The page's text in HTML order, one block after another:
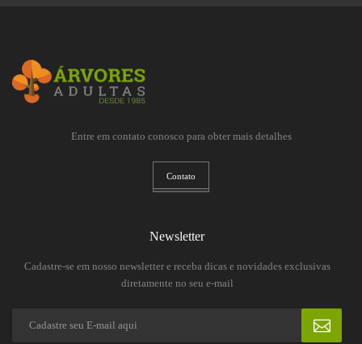
Entre em contato conosco para obter mais detalhes
Contato
Newsletter
Cadastre-se em nosso newsletter e receba dicas e novidades exclusivas
diretamente no seu e-mail